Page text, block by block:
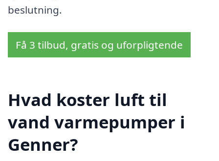
beslutning.
Få 3 tilbud, gratis og uforpligtende
Hvad koster luft til
vand varmepumper i
Genner?